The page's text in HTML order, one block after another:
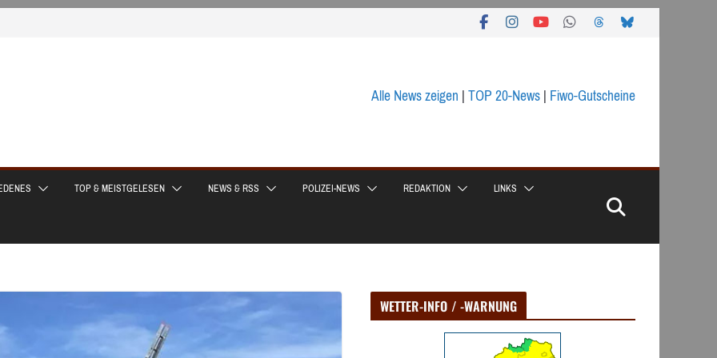
Alle News zeigen|TOP 20-News|Fiwo-Gutscheine
TOP & MEISTGELESEN NEWS & RSS POLIZEI-NEWS REDAKTION LINKS
WETTER-INFO / -WARNUNG